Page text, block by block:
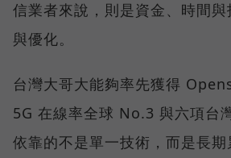
信業者來說，則是資金、時間
與優化。
台灣大哥大能夠率先獲得
5G 在線率全球 No.3 與六項台
依靠的不是單一技術，而是長